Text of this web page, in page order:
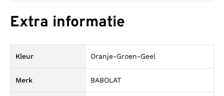
Extra informatie
Kleur Oranje-Groen-Geel
Merk BABOLAT